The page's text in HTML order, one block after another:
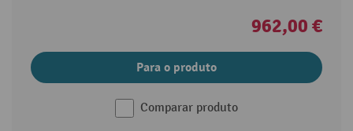
962,00 €
Para o produto
Comparar produto